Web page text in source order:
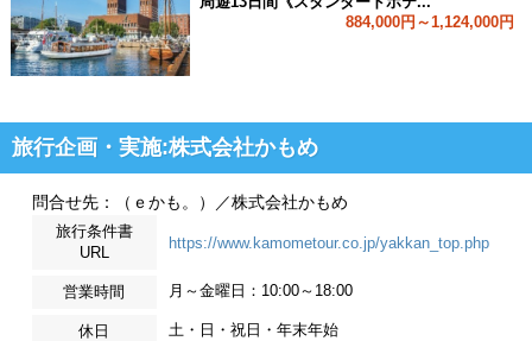
884,000円～1,124,000円
旅行企画・実施:株式会社かもめ
問合せ先：（ｅかも。）／株式会社かもめ
旅行条件書
URL
https://www.kamometour.co.jp/yakkan_top.php
営業時間 月～金曜日：10:00～18:00
休日 土・日・祝日・年末年始